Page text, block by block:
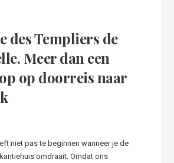
des Templiers de
Meer dan een
op doorreis naar
niet pas te beginnen wanneer je de
omdraait. Omdat ons